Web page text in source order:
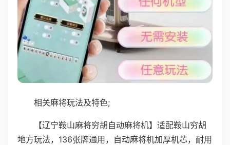
相关麻将玩法及特色;
【辽宁鞍山麻将穷胡自动麻将机】适配鞍山穷胡
地方玩法，136张牌通用，自动麻将机加厚机芯，耐用